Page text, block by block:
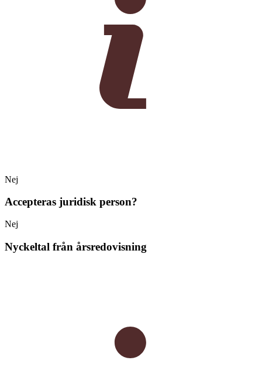
Nej
Accepteras juridisk person?
Nej
Nyckeltal från årsredovisning